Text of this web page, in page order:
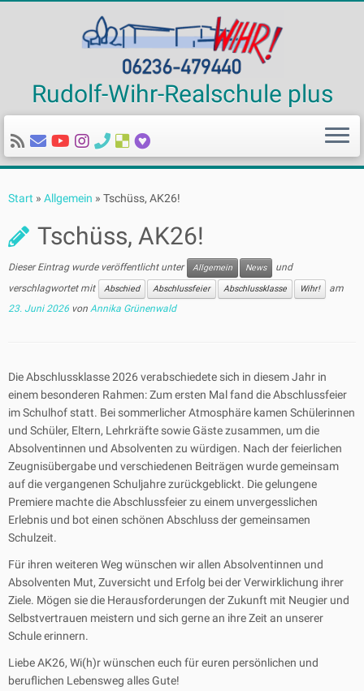
Inhalt
Rudolf-Wihr-Realschule plus
Start » Allgemein » Tschüss, AK26!
Tschüss, AK26!
Dieser Eintrag wurde veröffentlicht unter Allgemein News
und
verschlagwortet mit
Abschied Abschlussfeier Abschlussklasse Wihr!
am
23. Juni 2026 von Annika Grünenwald
Die Abschlussklasse 2026 verabschiedete sich in diesem Jahr in
einem besonderen Rahmen: Zum ersten Mal fand die Abschlussfeier
im Schulhof statt. Bei sommerlicher Atmosphäre kamen Schülerinnen
und Schüler, Eltern, Lehrkräfte sowie Gäste zusammen, um die
Absolventinnen und Absolventen zu würdigen. Nach der feierlichen
Zeugnisübergabe und verschiedenen Beiträgen wurde gemeinsam
auf die vergangenen Schuljahre zurückgeblickt. Die gelungene
Premiere machte die Abschlussfeier zu einem unvergesslichen
Erlebnis und bot einen schönen Abschluss der gemeinsamen
Schulzeit.
Für ihren weiteren Weg wünschen wir allen Absolventinnen und
Absolventen Mut, Zuversicht und Erfolg bei der Verwirklichung ihrer
Ziele. Mögen sie die Herausforderungen der Zukunft mit Neugier und
Selbstvertrauen meistern und sich gerne an ihre Zeit an unserer
Schule erinnern.
Liebe AK26, Wi(h)r wünschen euch für euren persönlichen und
beruflichen Lebensweg alles Gute!